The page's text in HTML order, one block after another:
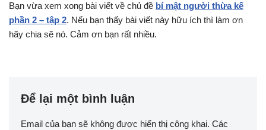
Bạn vừa xem xong bài viết về chủ đề bí mật người thừa kế
phần 2 – tập 2. Nếu bạn thấy bài viết này hữu ích thì làm ơn
hãy chia sẽ nó. Cảm ơn bạn rất nhiều.
Để lại một bình luận
Email của bạn sẽ không được hiển thị công khai. Các